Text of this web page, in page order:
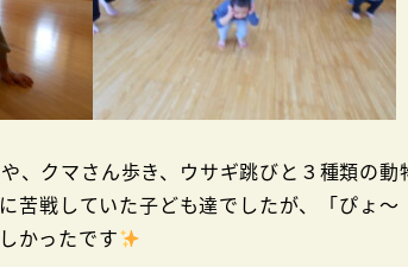
、クマさん歩き、ウサギ跳びと３種類の動
苦戦していた子ども達でしたが、「ぴょ～
かったです